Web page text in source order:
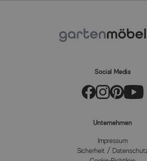
Social Media
Unternehmen
Impressum
Sicherheit /